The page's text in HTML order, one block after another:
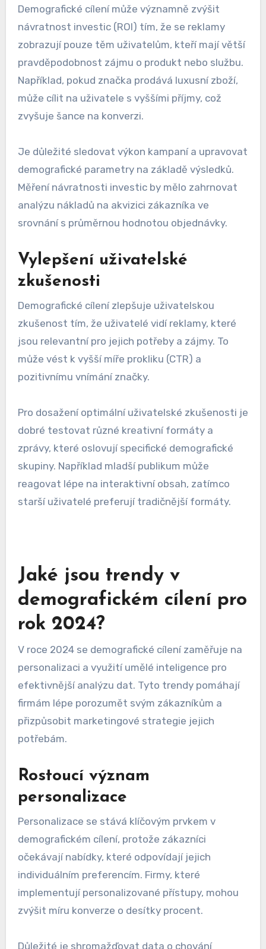
Demografické cílení může významně zvýšit
návratnost investic (ROI) tím, že se reklamy
zobrazují pouze těm uživatelům, kteří mají větší
pravděpodobnost zájmu o produkt nebo službu.
Například, pokud značka prodává luxusní zboží,
může cílit na uživatele s vyššími příjmy, což
zvyšuje šance na konverzi.
Je důležité sledovat výkon kampaní a upravovat
demografické parametry na základě výsledků.
Měření návratnosti investic by mělo zahrnovat
analýzu nákladů na akvizici zákazníka ve
srovnání s průměrnou hodnotou objednávky.
Vylepšení uživatelské
zkušenosti
Demografické cílení zlepšuje uživatelskou
zkušenost tím, že uživatelé vidí reklamy, které
jsou relevantní pro jejich potřeby a zájmy. To
může vést k vyšší míře prokliku (CTR) a
pozitivnímu vnímání značky.
Pro dosažení optimální uživatelské zkušenosti je
dobré testovat různé kreativní formáty a
zprávy, které oslovují specifické demografické
skupiny. Například mladší publikum může
reagovat lépe na interaktivní obsah, zatímco
starší uživatelé preferují tradičnější formáty.
Jaké jsou trendy v
demografickém cílení pro
rok 2024?
personalizaci a využití umělé inteligence pro
efektivnější analýzu dat. Tyto trendy pomáhají
firmám lépe porozumět svým zákazníkům a
přizpůsobit marketingové strategie jejich
potřebám.
Rostoucí význam
personalizace
demografickém cílení, protože zákazníci